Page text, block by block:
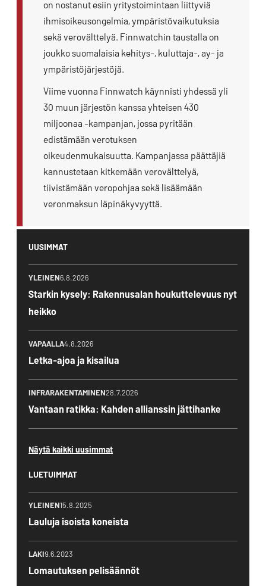
on nostanut esiin yritystoimintaan liittyviä
ihmisoikeusongelmia, ympäristövaikutuksia
sekä verovälttelyä. Finnwatchin taustalla on
joukko suomalaisia kehitys-, kuluttaja-, ay- ja
ympäristöjärjestöjä.
Viime vuonna Finnwatch käynnisti yhdessä yli
30 muun järjestön kanssa yhteisen 430
miljoonaa -kampanjan, jossa pyritään
edistämään verotuksen
oikeudenmukaisuutta. Kampanjassa päättäjiä
kannustetaan kitkemään verovälttelyä,
tiivistämään veropohjaa sekä lisäämään
veronmaksun läpinäkyvyyttä.
UUSIMMAT
YLEINEN6.8.2026
Starkin kysely: Rakennusalan houkuttelevuus nyt
heikko
VAPAALLA4.8.2026
Letka-ajoa ja kisailua
INFRARAKENTAMINEN28.7.2026
Vantaan ratikka: Kahden allianssin jättihanke
Näytä kaikki uusimmat
LUETUIMMAT
YLEINEN15.8.2025
Lauluja isoista koneista
LAKI9.6.2023
Lomautuksen pelisäännöt